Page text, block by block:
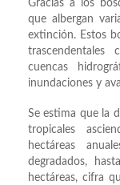
Gracias a los
que albergan
extinción. Estos
cuencas
inundaciones y
Se estima que la
tropicales
hectáreas
degradados,
hectáreas, cifra